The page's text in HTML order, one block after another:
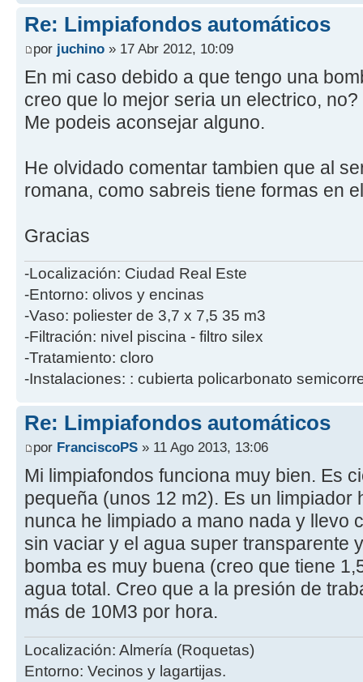
Re: Limpiafondos automáticos
por juchino » 17 Abr 2012, 10:09
En mi caso debido a que tengo una
creo que lo mejor seria un electrico, no?
Me podeis aconsejar alguno.
He olvidado comentar tambien que al
romana, como sabreis tiene formas en
Gracias
-Localización: Ciudad Real Este
-Entorno: olivos y encinas
-Vaso: poliester de 3,7 x 7,5 35 m3
-Filtración: nivel piscina - filtro silex
-Tratamiento: cloro
-Instalaciones: : cubierta policarbonato
Re: Limpiafondos automáticos
por FranciscoPS » 11 Ago 2013, 13:06
Mi limpiafondos funciona muy bien. Es
pequeña (unos 12 m2). Es un limpiador
nunca he limpiado a mano nada y llevo
sin vaciar y el agua super transparente
bomba es muy buena (creo que tiene
agua total. Creo que a la presión de
más de 10M3 por hora.
Localización: Almería (Roquetas)
Entorno: Vecinos y lagartijas.